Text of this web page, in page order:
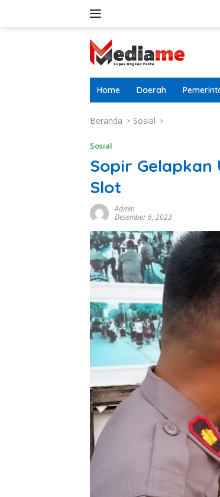
Home Daerah
Beranda Sosial
Sosial
Sopir Gelapkan
Slot
Admin
Desember 6, 2023